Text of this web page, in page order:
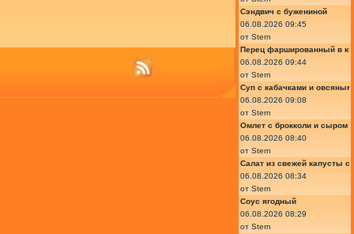
Сэндвич с бужениной
06.08.2026 09:45
от Stern
Перец фаршированный в
06.08.2026 09:44
от Stern
Суп с кабачками и
06.08.2026 09:08
от Stern
Омлет с брокколи и сыром
06.08.2026 08:40
от Stern
Салат из свежей капусты
06.08.2026 08:34
от Stern
Соус ягодный
06.08.2026 08:29
от Stern